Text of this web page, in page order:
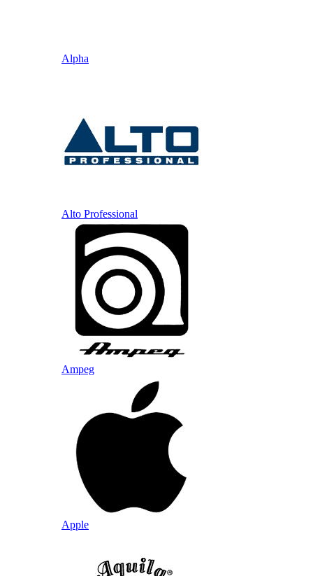
Alpha
Alto Professional
Ampeg
Apple